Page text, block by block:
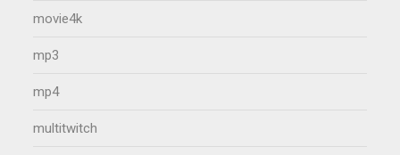
movie4k
mp3
mp4
multitwitch